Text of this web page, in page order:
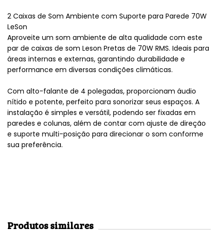
2 Caixas de Som Ambiente com Suporte para Parede 70W
LeSon
Aproveite um som ambiente de alta qualidade com este
par de caixas de som Leson Pretas de 70W RMS. Ideais para
áreas internas e externas, garantindo durabilidade e
performance em diversas condições climáticas.
Com alto-falante de 4 polegadas, proporcionam áudio
nítido e potente, perfeito para sonorizar seus espaços. A
instalação é simples e versátil, podendo ser fixadas em
paredes e colunas, além de contar com ajuste de direção
e suporte multi-posição para direcionar o som conforme
sua preferência.
Produtos similares